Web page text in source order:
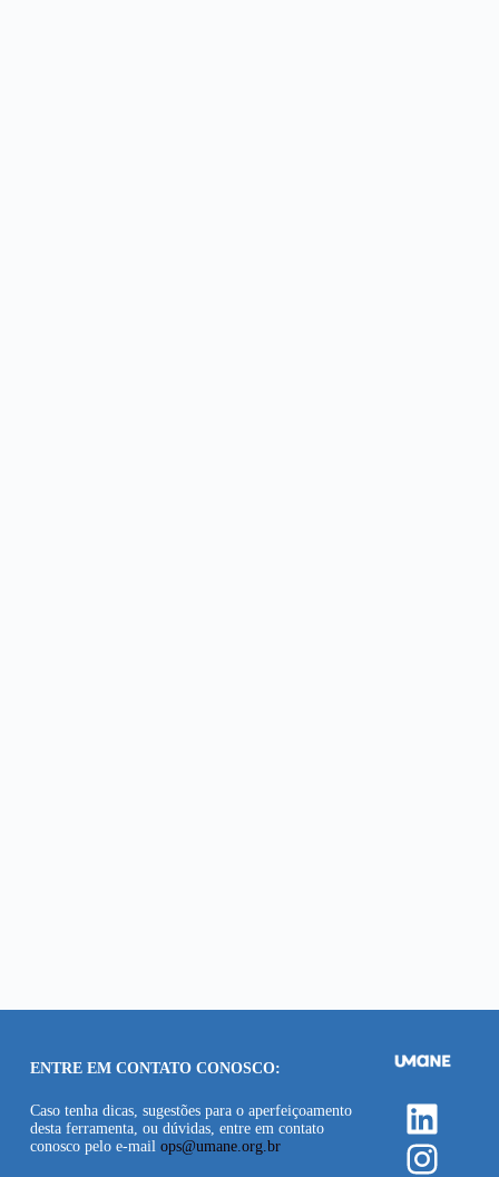
ENTRE EM CONTATO CONOSCO:
Caso tenha dicas, sugestões para o aperfeiçoamento
desta ferramenta, ou dúvidas, entre em contato
conosco pelo e-mail ops@umane.org.br